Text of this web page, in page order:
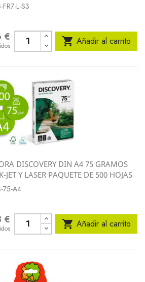
L-S3
€  Añadir al carrito
DISCOVERY DIN A4 75 GRAMOS
Y LASER PAQUETE DE 500 HOJAS
75-A4
€  Añadir al carrito